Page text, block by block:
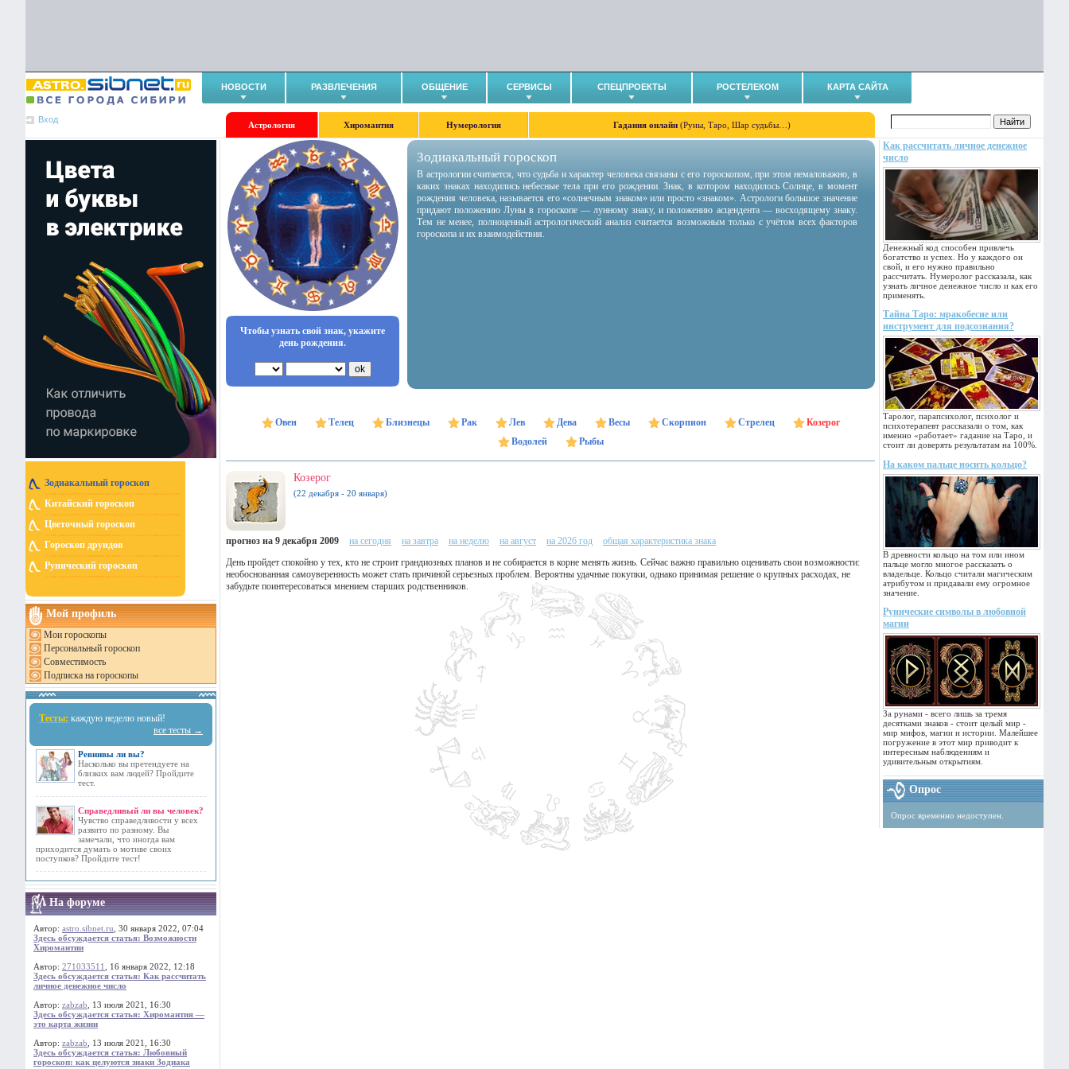
НОВОСТИ РАЗВЛЕЧЕНИЯ ОБЩЕНИЕ СЕРВИСЫ СПЕЦПРОЕКТЫ РОСТЕЛЕКОМ КАРТА САЙТА
Вход
Астрология Хиромантия Нумерология Гадания онлайн (Руны, Таро, Шар судьбы…)
Зодиакальный гороскоп
Китайский гороскоп
Цветочный гороскоп
Гороскоп друидов
Рунический гороскоп
Мой профиль
Мои гороскопы
Персональный гороскоп
Совместимость
Подписка на гороскопы
Тесты: каждую неделю новый!
все тесты →
Ревнивы ли вы?
Насколько вы претендуете на
близких вам людей? Пройдите
тест.
Справедливый ли вы человек?
Чувство справедливости у всех
развито по разному. Вы
замечали, что иногда вам
приходится думать о мотиве своих
поступков? Пройдите тест!
На форуме
Автор: astro.sibnet.ru , 30 января 2022, 07:04
Здесь обсуждается статья: Возможности
Хиромантии
Автор: 271033511
, 16 января 2022, 12:18
Здесь обсуждается статья: Как рассчитать
личное денежное число
Автор: zabzab , 13 июля 2021, 16:30
Здесь обсуждается статья: Хиромантия —
это карта жизни
Автор: zabzab , 13 июля 2021, 16:30
Здесь обсуждается статья: Любовный
гороскоп: как целуются знаки Зодиака
Как рассчитать личное денежное
число
Денежный код способен привлечь
богатство и успех. Но у каждого он
свой, и его нужно правильно
рассчитать. Нумеролог рассказала, как
узнать личное денежное число и как его
применять.
Тайна Таро: мракобесие или
инструмент для подсознания?
Таролог, парапсихолог, психолог и
психотерапевт рассказали о том, как
именно «работает» гадание на Таро, и
стоит ли доверять результатам на 100%.
На каком пальце носить кольцо?
В древности кольцо на том или ином
пальце могло многое рассказать о
владельце. Кольцо считали магическим
атрибутом и придавали ему огромное
значение.
Рунические символы в любовной
магии
За рунами - всего лишь за тремя
десятками знаков - стоит целый мир -
мир мифов, магии и истории. Малейшее
погружение в этот мир приводит к
интересным наблюдениям и
удивительным открытиям.
Опрос
Опрос временно недоступен.
Чтобы узнать свой знак, укажите
день рождения.
Зодиакальный гороскоп
В астрологии считается, что судьба и характер человека связаны с его гороскопом, при этом немаловажно, в
каких знаках находились небесные тела при его рождении. Знак, в котором находилось Солнце, в момент
рождения человека, называется его «солнечным знаком» или просто «знаком». Астрологи большое значение
придают положению Луны в гороскопе — лунному знаку, и положению асцендента — восходящему знаку.
Тем не менее, полноценный астрологический анализ считается возможным только с учётом всех факторов
гороскопа и их взаимодействия.
Овен Телец Близнецы Рак Лев Дева Весы Скорпион Стрелец
Козерог
Водолей
Рыбы
Козерог
(22 декабря - 20 января)
прогноз на 9 декабря 2009 на сегодня на завтра на неделю на август на 2026 год
общая характеристика знака
День пройдет спокойно у тех, кто не строит грандиозных планов и не собирается в корне менять жизнь. Сейчас важно правильно оценивать свои возможности:
необоснованная самоуверенность может стать причиной серьезных проблем. Вероятны удачные покупки, однако принимая решение о крупных расходах, не
забудьте поинтересоваться мнением старших родственников.